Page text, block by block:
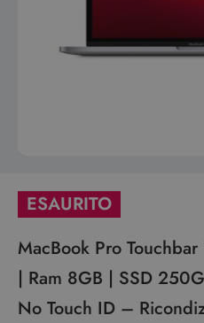
ESAURITO
MacBook Pro
| Ram 8GB | SSD
No Touch ID –